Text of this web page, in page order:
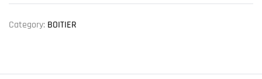
Category: BOITIER